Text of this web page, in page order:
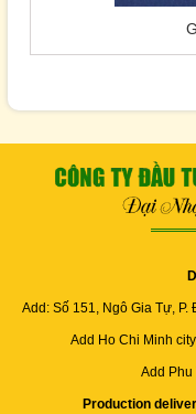
Add: Số 151, Ngô Gia Tự, P.
Add Ho Chi Minh
Add Phu
Production